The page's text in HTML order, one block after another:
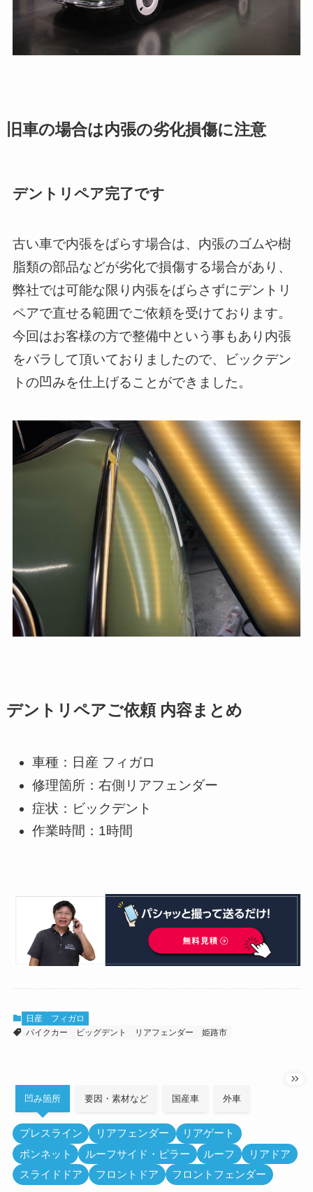
旧車の場合は内張の劣化損傷に注意
デントリペア完了です
古い車で内張をばらす場合は、内張のゴムや樹
脂類の部品などが劣化で損傷する場合があり、
弊社では可能な限り内張をばらさずにデントリ
ペアで直せる範囲でご依頼を受けております。
今回はお客様の方で整備中という事もあり内張
をバラして頂いておりましたので、ビックデン
トの凹みを仕上げることができました。
デントリペアご依頼 内容まとめ
車種：日産 フィガロ
修理箇所：右側リアフェンダー
症状：ビックデント
作業時間：1時間
日産
フィガロ
パイクカー
ビッグデント リアフェンダー 姫路市
凹み箇所 要因・素材など 国産車 外車
プレスライン リアフェンダー
リアゲート
ボンネット
ルーフサイド・ピラー ルーフ
リアドア
スライドドア
フロントドア フロントフェンダー